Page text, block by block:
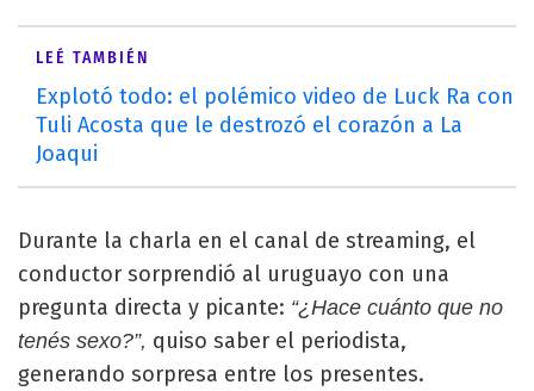
LEÉ TAMBIÉN
Explotó todo: el polémico video de Luck Ra con
Tuli Acosta que le destrozó el corazón a La
Joaqui
Durante la charla en el canal de streaming, el
conductor sorprendió al uruguayo con una
pregunta directa y picante: “¿Hace cuánto que no
tenés sexo?”, quiso saber el periodista,
generando sorpresa entre los presentes.